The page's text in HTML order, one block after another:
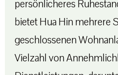
persönlicheres
bietet Hua Hin mehrere
geschlossenen
Vielzahl von